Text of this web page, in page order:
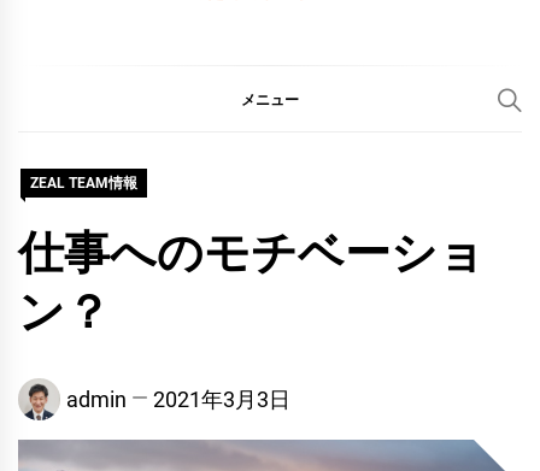
メニュー
ZEAL TEAM情報
仕事へのモチベーショ
ン？
admin 2021年3月3日